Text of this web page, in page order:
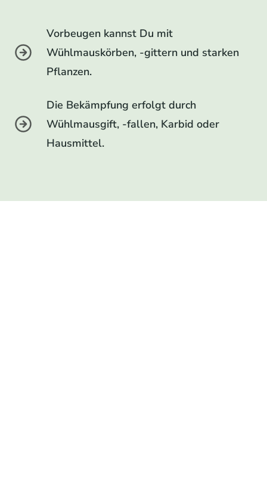
Vorbeugen kannst Du mit
Wühlmauskörben, -gittern und starken
Pflanzen.
Die Bekämpfung erfolgt durch
Wühlmausgift, -fallen, Karbid oder
Hausmittel.